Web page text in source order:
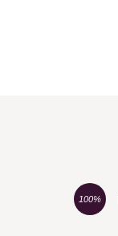
100%